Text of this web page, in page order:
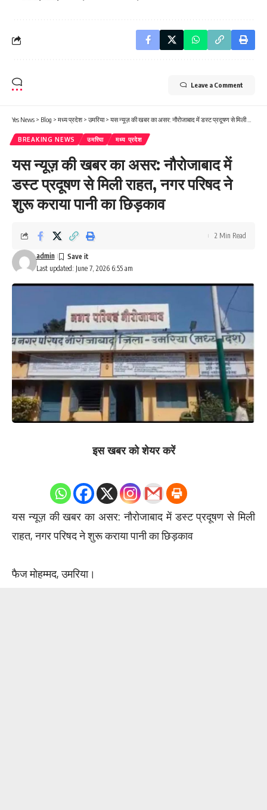
Leave a Comment
Yes News > Blog > मध्य प्रदेश> उमरिया> यस न्यूज़ की खबर का असर: नौरोजाबाद में डस्ट प्रदूषण से मिली राहत, नगर परिषद ने शुरू कराया पानी का छिड़काव
BREAKING NEWS उमरिया मध्य प्रदेश
यस न्यूज़ की खबर का असर: नौरोजाबाद में
डस्ट प्रदूषण से मिली राहत, नगर परिषद ने
शुरू कराया पानी का छिड़काव
Last updated: June 7, 2026 6:55 am
admin
2 Min Read
इस खबर को शेयर करें
यस न्यूज़ की खबर का असर: नौरोजाबाद में डस्ट प्रदूषण से मिली
राहत, नगर परिषद ने शुरू कराया पानी का छिड़काव
फैज मोहम्मद, उमरिया।